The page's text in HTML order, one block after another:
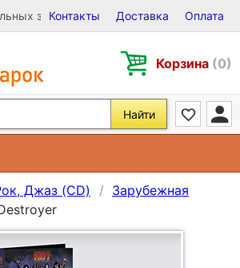
записей на Виниле, CD и DVD
Контакты Доставка Оплата
Корзина (0)
Найти
Джаз (CD)
Зарубежная